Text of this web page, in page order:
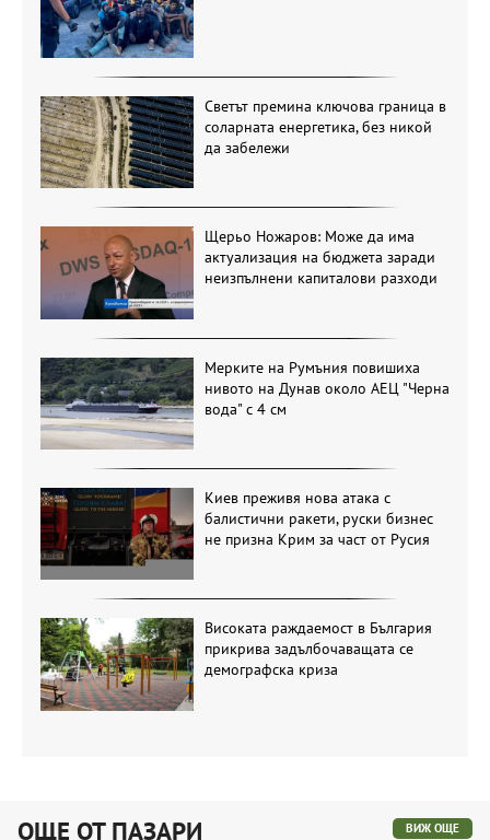
Светът премина ключова граница в
соларната енергетика, без никой
да забележи
Щерьо Ножаров: Може да има
актуализация на бюджета заради
неизпълнени капиталови разходи
Мерките на Румъния повишиха
нивото на Дунав около АЕЦ "Черна
вода" с 4 см
Киев преживя нова атака с
балистични ракети, руски бизнес
не призна Крим за част от Русия
Високата раждаемост в България
прикрива задълбочаващата се
демографска криза
ОЩЕ ОТ ПАЗАРИ ВИЖ ОЩЕ